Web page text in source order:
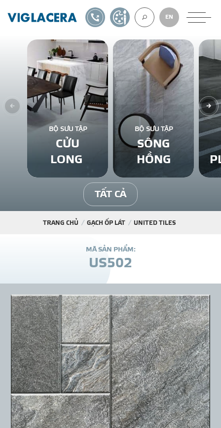
VỀ CHÚNG
GẠCH ỐP LÁT
BÊ TÔNG KHÍ
NGÓI LỢP
THƯ
TIN SỰ KIỆN
TIN CHUYÊN MÔN
LIÊN HỆ - TƯ
EN
1900561582TỰ THIẾT KẾ
BỘ SƯU TẬP
CỬU
LONG
BỘ SƯU TẬP
SÔNG
HỒNG
TẤT CẢ
TRANG CHỦ GẠCH ỐP LÁT UNITED TILES
MÃ SẢN PHẨM:
US502